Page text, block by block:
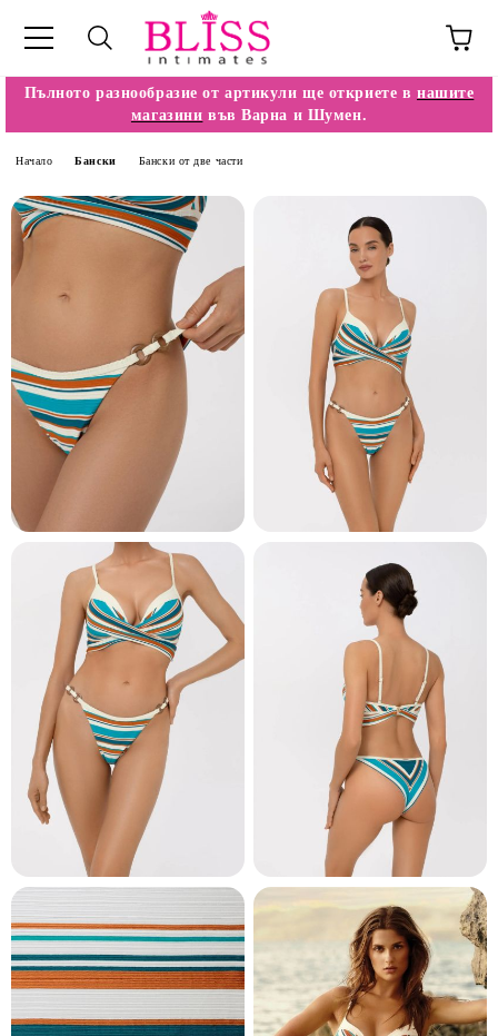
Пълното разнообразие от артикули ще откриете в нашите
магазини във Варна и Шумен.
Начало Бански Бански от две части